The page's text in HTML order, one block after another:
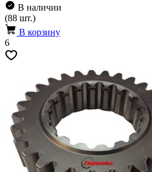
В наличии
(88 шт.)
В корзину
6